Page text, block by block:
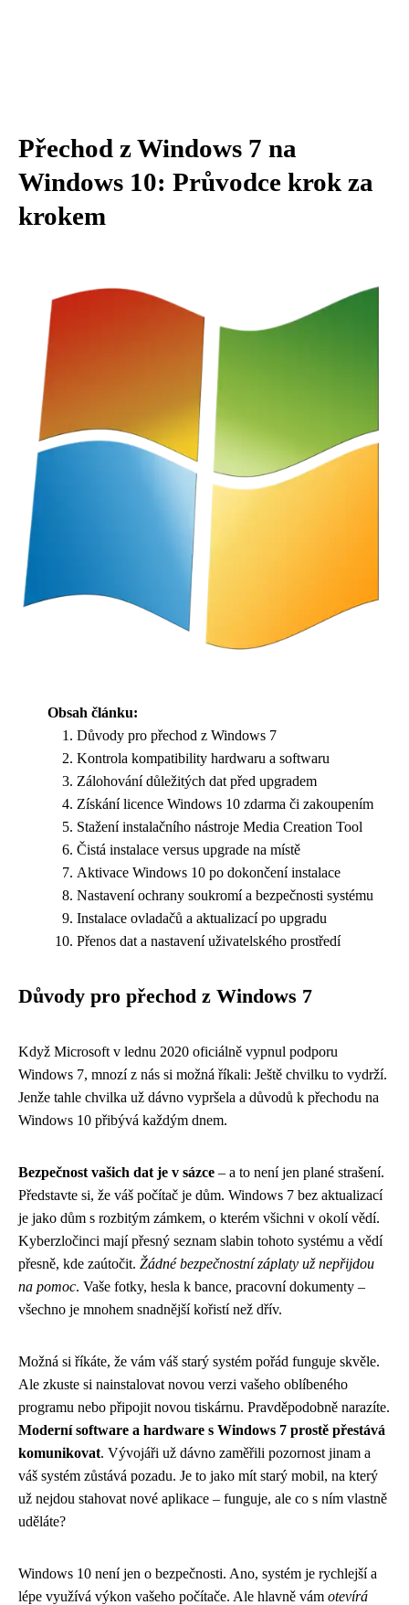
Přechod z Windows 7 na
Windows 10: Průvodce krok za
krokem
Obsah článku:
Důvody pro přechod z Windows 7
Kontrola kompatibility hardwaru a softwaru
Zálohování důležitých dat před upgradem
Získání licence Windows 10 zdarma či zakoupením
Stažení instalačního nástroje Media Creation Tool
Čistá instalace versus upgrade na místě
Aktivace Windows 10 po dokončení instalace
Nastavení ochrany soukromí a bezpečnosti systému
Instalace ovladačů a aktualizací po upgradu
Přenos dat a nastavení uživatelského prostředí
Důvody pro přechod z Windows 7
Když Microsoft v lednu 2020 oficiálně vypnul podporu
Windows 7, mnozí z nás si možná říkali: Ještě chvilku to vydrží.
Jenže tahle chvilka už dávno vypršela a důvodů k přechodu na
Windows 10 přibývá každým dnem.
Bezpečnost vašich dat je v sázce – a to není jen plané strašení.
Představte si, že váš počítač je dům. Windows 7 bez aktualizací
je jako dům s rozbitým zámkem, o kterém všichni v okolí vědí.
Kyberzločinci mají přesný seznam slabin tohoto systému a vědí
přesně, kde zaútočit. Žádné bezpečnostní záplaty už nepřijdou
na pomoc. Vaše fotky, hesla k bance, pracovní dokumenty –
všechno je mnohem snadnější kořistí než dřív.
Možná si říkáte, že vám váš starý systém pořád funguje skvěle.
Ale zkuste si nainstalovat novou verzi vašeho oblíbeného
programu nebo připojit novou tiskárnu. Pravděpodobně narazíte.
Moderní software a hardware s Windows 7 prostě přestává
komunikovat. Vývojáři už dávno zaměřili pozornost jinam a
váš systém zůstává pozadu. Je to jako mít starý mobil, na který
už nejdou stahovat nové aplikace – funguje, ale co s ním vlastně
uděláte?
Windows 10 není jen o bezpečnosti. Ano, systém je rychlejší a
lépe využívá výkon vašeho počítače. Ale hlavně vám otevírá